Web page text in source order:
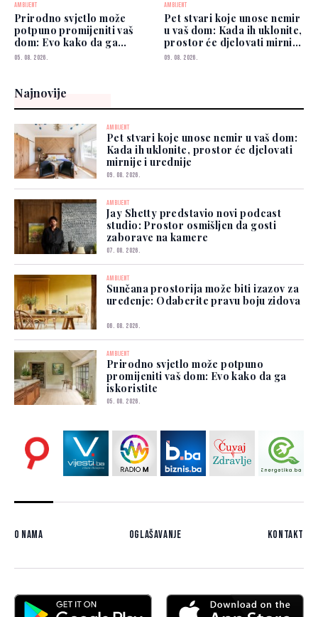
AMBIJENT
Prirodno svjetlo može
potpuno promijeniti vaš
dom: Evo kako da ga
iskoristite
05. 08. 2026.
AMBIJENT
Pet stvari koje unose nemir
u vaš dom: Kada ih uklonite,
prostor će djelovati mirnije
i urednije
09. 08. 2026.
Najnovije
AMBIJENT
Pet stvari koje unose nemir u vaš dom:
Kada ih uklonite, prostor će djelovati
mirnije i urednije
09. 08. 2026.
AMBIJENT
Jay Shetty predstavio novi podcast
studio: Prostor osmišljen da gosti
zaborave na kamere
07. 08. 2026.
AMBIJENT
Sunčana prostorija može biti izazov za
uređenje: Odaberite pravu boju zidova
06. 08. 2026.
AMBIJENT
Prirodno svjetlo može potpuno
promijeniti vaš dom: Evo kako da ga
iskoristite
05. 08. 2026.
O nama Oglašavanje Kontakt